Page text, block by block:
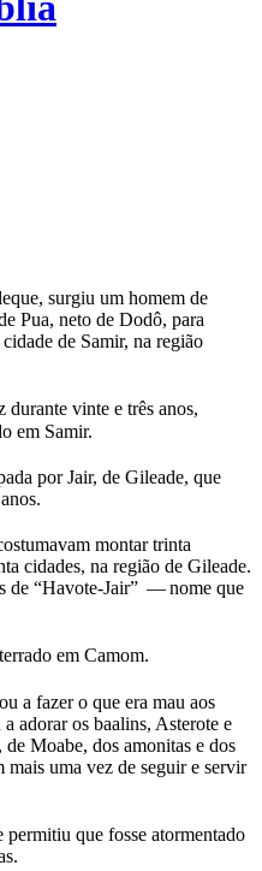
surgiu um homem de
Pua, neto de Dodô, para
de Samir, na região
durante vinte e três anos,
em Samir.
por Jair, de Gileade, que
montar trinta
cidades, na região de Gileade.
de “Havote-Jair” — nome que
em Camom.
a fazer o que era mau aos
adorar os baalins, Asterote e
Moabe, dos amonitas e dos
uma vez de seguir e servir
que fosse atormentado